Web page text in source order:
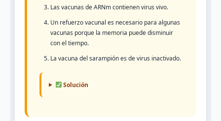
Las vacunas de ARNm contienen virus vivo.
Un refuerzo vacunal es necesario para algunas
vacunas porque la memoria puede disminuir
con el tiempo.
La vacuna del sarampión es de virus inactivado.
Solución